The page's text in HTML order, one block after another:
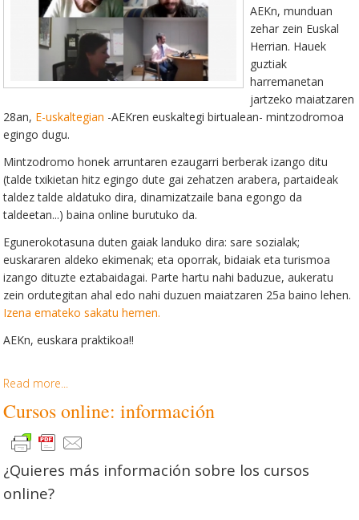
AEKn, munduan
zehar zein Euskal
Herrian. Hauek
guztiak
harremanetan
jartzeko maiatzaren
28an, E-uskaltegian -AEKren euskaltegi birtualean- mintzodromoa
egingo dugu.
Mintzodromo honek arruntaren ezaugarri berberak izango ditu
(talde txikietan hitz egingo dute gai zehatzen arabera, partaideak
taldez talde aldatuko dira, dinamizatzaile bana egongo da
taldeetan...) baina online burutuko da.
Egunerokotasuna duten gaiak landuko dira: sare sozialak;
euskararen aldeko ekimenak; eta oporrak, bidaiak eta turismoa
izango dituzte eztabaidagai. Parte hartu nahi baduzue, aukeratu
zein ordutegitan ahal edo nahi duzuen maiatzaren 25a baino lehen.
Izena emateko sakatu hemen.
AEKn, euskara praktikoa!!
Read more...
Cursos online: información
¿Quieres más información sobre los cursos
online?